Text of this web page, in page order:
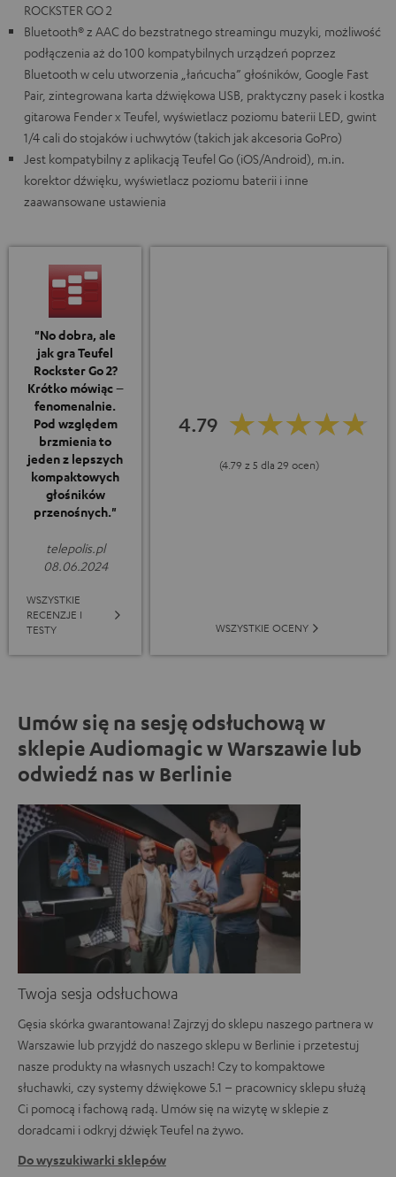
ROCKSTER GO 2
Bluetooth® z AAC do bezstratnego streamingu muzyki, możliwość
podłączenia aż do 100 kompatybilnych urządzeń poprzez
Bluetooth w celu utworzenia „łańcucha” głośników, Google Fast
Pair, zintegrowana karta dźwiękowa USB, praktyczny pasek i kostka
gitarowa Fender x Teufel, wyświetlacz poziomu baterii LED, gwint
1/4 cali do stojaków i uchwytów (takich jak akcesoria GoPro)
Jest kompatybilny z aplikacją Teufel Go (iOS/Android), m.in.
korektor dźwięku, wyświetlacz poziomu baterii i inne
zaawansowane ustawienia
"No dobra, ale
jak gra Teufel
Rockster Go 2?
Krótko mówiąc –
fenomenalnie.
Pod względem
brzmienia to
jeden z lepszych
kompaktowych
głośników
przenośnych."
telepolis.pl
08.06.2024
WSZYSTKIE
RECENZJE I
TESTY
4.79
(4.79 z 5 dla 29 ocen)
WSZYSTKIE OCENY
Umów się na sesję odsłuchową w
sklepie Audiomagic w Warszawie lub
odwiedź nas w Berlinie
Twoja sesja odsłuchowa
Gęsia skórka gwarantowana! Zajrzyj do sklepu naszego partnera w
Warszawie lub przyjdź do naszego sklepu w Berlinie i przetestuj
nasze produkty na własnych uszach! Czy to kompaktowe
słuchawki, czy systemy dźwiękowe 5.1 – pracownicy sklepu służą
Ci pomocą i fachową radą. Umów się na wizytę w sklepie z
doradcami i odkryj dźwięk Teufel na żywo.
Do wyszukiwarki sklepów